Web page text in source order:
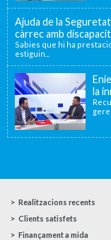
Ajuda de la
càrrec amb
Sabies que hi ha
estiguin...
la
Realitzacions recents
Clients satisfets
Finançament a mida